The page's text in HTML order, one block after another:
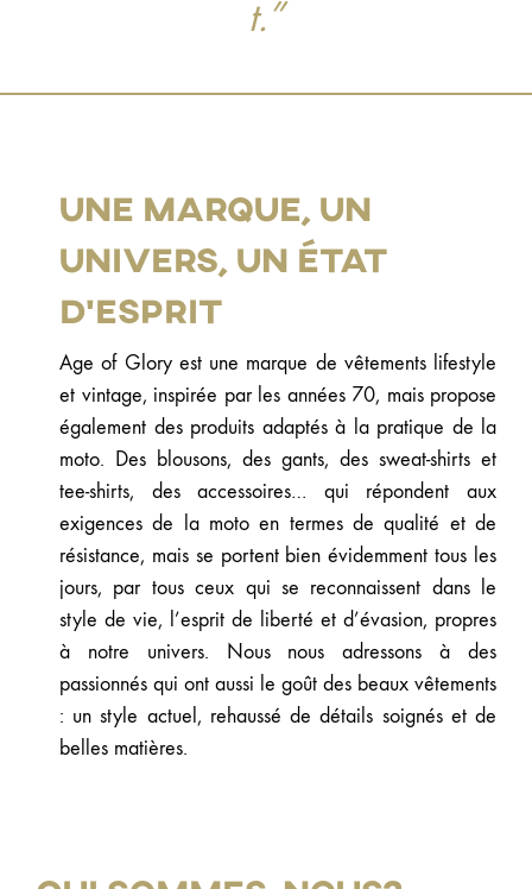
t.”
Une marque, un
univers, un état
d’esprit
Age of Glory est une marque de vêtements lifestyle
et vintage, inspirée par les années 70, mais propose
également des produits adaptés à la pratique de la
moto. Des blousons, des gants, des sweat-shirts et
tee-shirts, des accessoires… qui répondent aux
exigences de la moto en termes de qualité et de
résistance, mais se portent bien évidemment tous les
jours, par tous ceux qui se reconnaissent dans le
style de vie, l’esprit de liberté et d’évasion, propres
à notre univers. Nous nous adressons à des
passionnés qui ont aussi le goût des beaux vêtements
: un style actuel, rehaussé de détails soignés et de
belles matières.